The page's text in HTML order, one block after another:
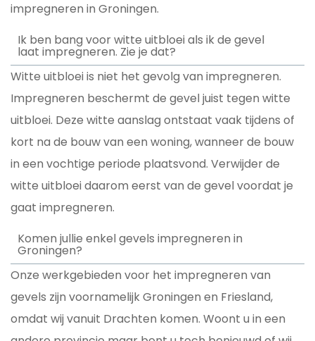
impregneren in Groningen.
Ik ben bang voor witte uitbloei als ik de gevel
laat impregneren. Zie je dat?
Witte uitbloei is niet het gevolg van impregneren.
Impregneren beschermt de gevel juist tegen witte
uitbloei. Deze witte aanslag ontstaat vaak tijdens of
kort na de bouw van een woning, wanneer de bouw
in een vochtige periode plaatsvond. Verwijder de
witte uitbloei daarom eerst van de gevel voordat je
gaat impregneren.
Komen jullie enkel gevels impregneren in
Groningen?
Onze werkgebieden voor het impregneren van
gevels zijn voornamelijk Groningen en Friesland,
omdat wij vanuit Drachten komen. Woont u in een